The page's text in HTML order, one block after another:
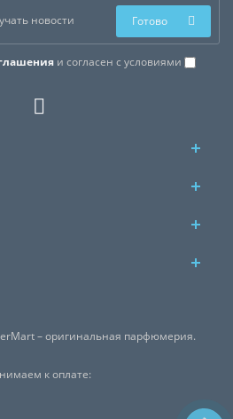
и согласен с условиями
Готово
– оригинальная парфюмерия.
к оплате: